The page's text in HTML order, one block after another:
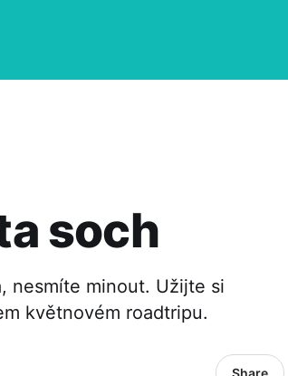
soch
nesmíte minout. Užijte si
květnovém roadtripu.
Share